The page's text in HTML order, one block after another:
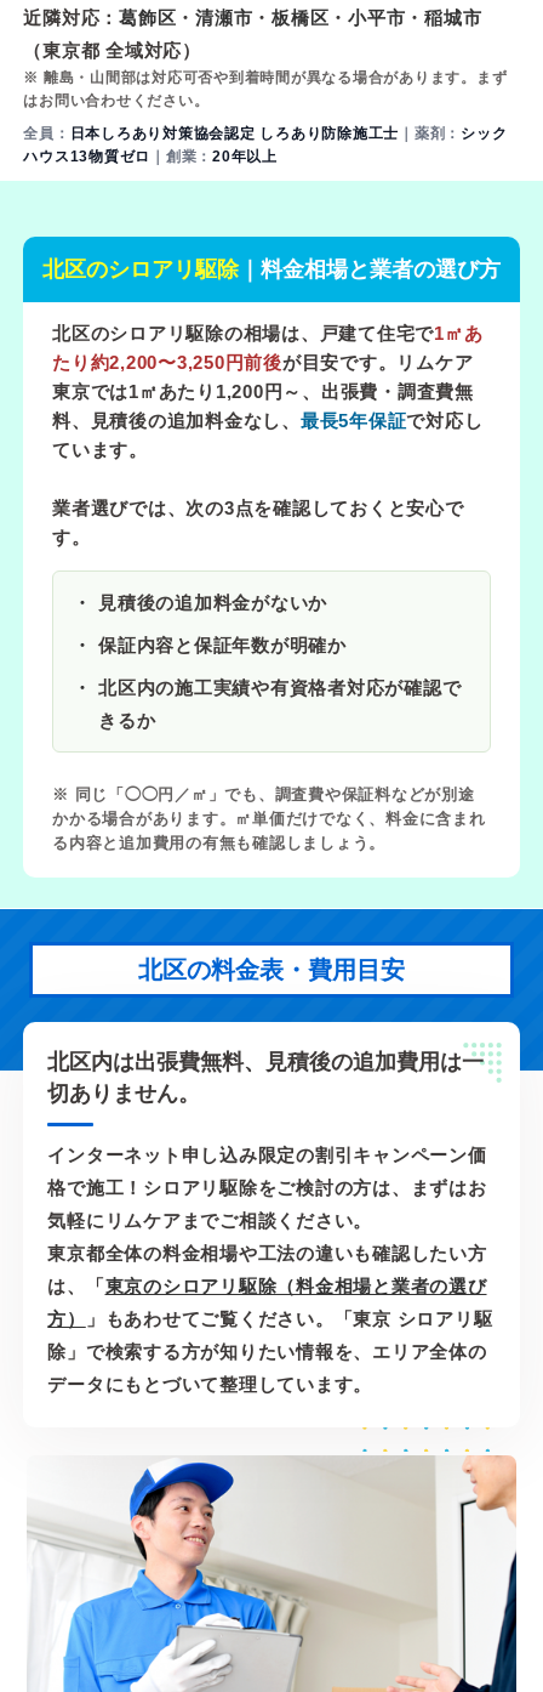
近隣対応：葛飾区 ・清瀬市 ・板橋区 ・小平市 ・稲城市
（東京都 全域対応）
※ 離島・山間部は対応可否や到着時間が異なる場合があります。まず
はお問い合わせください。
全員： 日本しろあり対策協会認定 しろあり防除施工士 ｜薬剤： シック
ハウス13物質ゼロ ｜創業：20年以上
北区のシロアリ駆除｜料金相場と業者の選び方
北区のシロアリ駆除の相場は、戸建て住宅で1㎡あ
たり約2,200〜3,250円前後が目安です。リムケア
東京では1㎡あたり1,200円～ 、出張費・調査費無
料、見積後の追加料金なし、 最長5年保証で対応し
ています。
業者選びでは、次の3点を確認しておくと安心で
す。
見積後の追加料金がないか
保証内容と保証年数が明確か
北区内の施工実績や有資格者対応が確認で
きるか
※ 同じ「◯◯円／㎡」でも、調査費や保証料などが別途
かかる場合があります。㎡単価だけでなく、料金に含まれ
る内容と追加費用の有無も確認しましょう。
北区の料金表・費用目安
北区内は出張費無料、見積後の追加費用は一
切ありません。
インターネット申し込み限定の割引キャンペーン価
格で施工！シロアリ駆除をご検討の方は、まずはお
気軽にリムケアまでご相談ください。
東京都全体の料金相場や工法の違いも確認したい方
は、「東京のシロアリ駆除（料金相場と業者の選び
方）
」もあわせてご覧ください。「東京 シロアリ駆
除」で検索する方が知りたい情報を、エリア全体の
データにもとづいて整理しています。